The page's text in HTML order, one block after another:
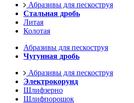
Абразивы для пескоструя
Стальная дробь
Литая
Колотая
Абразивы для пескоструя
Чугунная дробь
Абразивы для пескоструя
Электрокорунд
Шлифзерно
Шлифпорошок